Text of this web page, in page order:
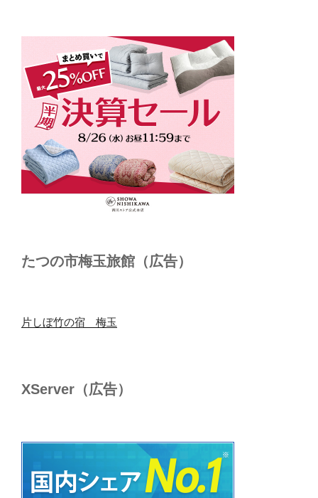
たつの市梅玉旅館（広告）
片しぼ竹の宿 梅玉
XServer（広告）